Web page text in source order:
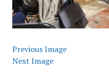
Previous Image
Next Image